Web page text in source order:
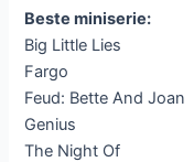
Beste miniserie:
Big Little Lies
Fargo
Feud: Bette And Joan
Genius
The Night Of